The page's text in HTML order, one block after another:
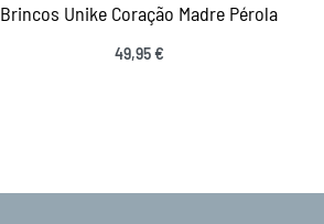
Brincos Unike Coração Madre Pérola
49,95€